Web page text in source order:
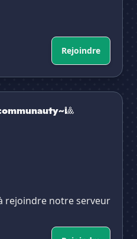
Rejoindre
rejoindre notre serveur